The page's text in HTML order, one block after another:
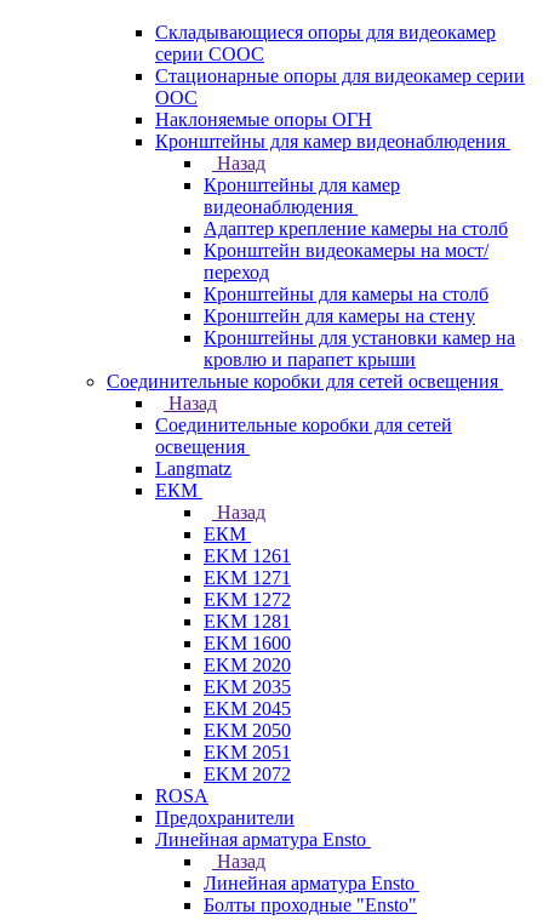
Складывающиеся опоры для видеокамер
серии СООС
Стационарные опоры для видеокамер серии
ООС
Наклоняемые опоры ОГН
Кронштейны для камер видеонаблюдения
Назад
Кронштейны для камер
видеонаблюдения
Адаптер крепление камеры на столб
Кронштейн видеокамеры на мост/
переход
Кронштейны для камеры на столб
Кронштейн для камеры на стену
Кронштейны для установки камер на
кровлю и парапет крыши
Соединительные коробки для сетей освещения
Назад
Соединительные коробки для сетей
освещения
Langmatz
ЕКМ
Назад
ЕКМ
EKM 1261
EKM 1271
EKM 1272
EKM 1281
EKM 1600
EKM 2020
EKM 2035
EKM 2045
EKM 2050
EKM 2051
EKM 2072
ROSA
Предохранители
Линейная арматура Ensto
Назад
Линейная арматура Ensto
Болты проходные "Ensto"